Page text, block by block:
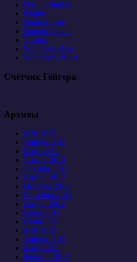
Documentation
Plugins
Suggest Ideas
Support Forum
Themes
WordPress Blog
WordPress Planet
Счётчик Гейгера
Архивы
Май 2013
Апрель 2013
Март 2013
Январь 2013
Декабрь 2012
Ноябрь 2012
Октябрь 2012
Сентябрь 2012
Август 2012
Июль 2012
Июнь 2012
Май 2012
Апрель 2012
Март 2012
Февраль 2012